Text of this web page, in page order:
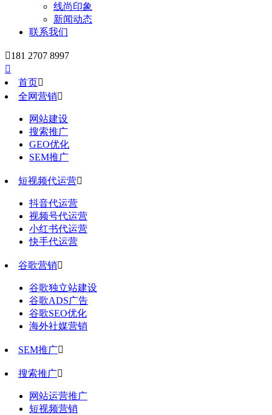
线尚印象
新闻动态
联系我们
181 2707 8997

首页
全网营销
网站建设
搜索推广
GEO优化
SEM推广
短视频代运营
抖音代运营
视频号代运营
小红书代运营
快手代运营
谷歌营销
谷歌独立站建设
谷歌ADS广告
谷歌SEO优化
海外社媒营销
SEM推广
搜索推广
网站运营推广
短视频营销